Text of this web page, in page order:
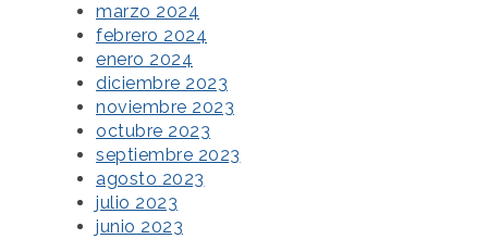
marzo 2024
febrero 2024
enero 2024
diciembre 2023
noviembre 2023
octubre 2023
septiembre 2023
agosto 2023
julio 2023
junio 2023